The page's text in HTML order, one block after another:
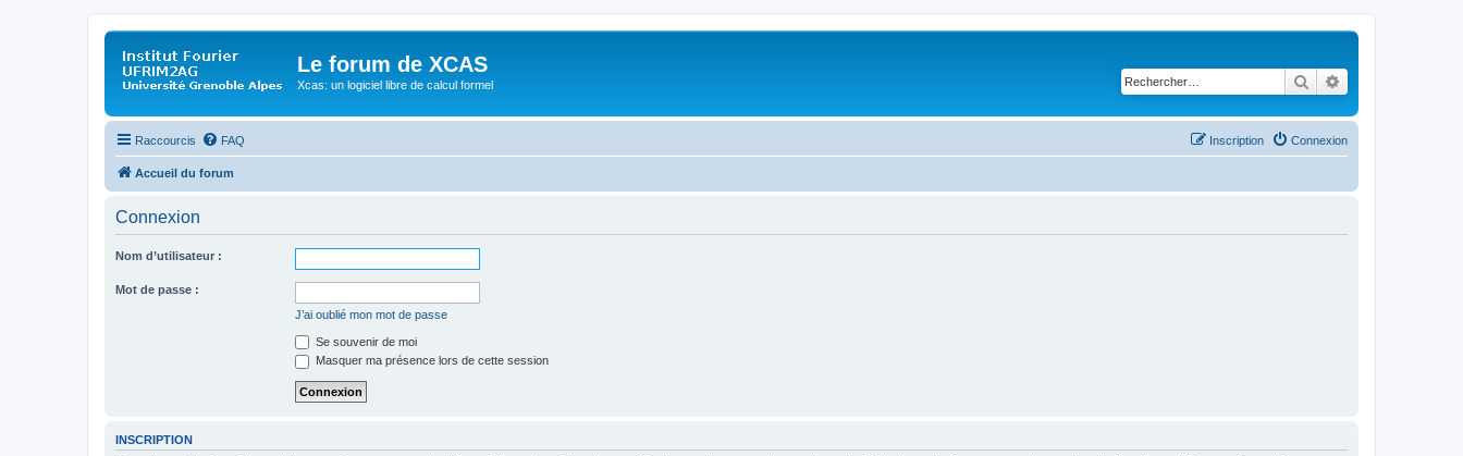
Le forum de XCAS
Xcas: un logiciel libre de calcul formel Rechercher
Raccourcis FAQ Connexion
Inscription
Accueil du forum
Connexion
Nom d’utilisateur :
Mot de passe :
J’ai oublié mon mot de passe
Se souvenir de moi
Masquer ma présence lors de cette session
INSCRIPTION